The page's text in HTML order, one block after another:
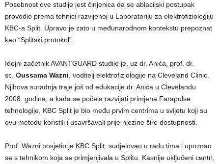
Posebnost ove studije jest činjenica da se ablacijski postupak
provodio prema tehnici razvijenoj u Laboratoriju za elektrofiziologiju
KBC-a Split. Upravo je zato u međunarodnom kontekstu prepoznat
kao “Splitski protokol”.
Idejni začetnik AVANTGUARD studije je, uz dr. Anića, prof. dr.
sc. Oussama Wazni , voditelj elektrofiziologije na Cleveland Clinic.
Njihova suradnja traje još od edukacije dr. Anića u Clevelandu
2008. godine, a kada se počela razvijati primjena Farapulse
tehnologije, KBC Split je bio među prvim centrima u svijetu koji su
ovu metodu koristili i usavršavali prije njezine šire dostupnosti.
Prof. Wazni posjetio je KBC Split, sudjelovao u radu tima i upoznao
se s tehnikom koja se primjenjivala u Splitu. Kasnije uključeni centri,